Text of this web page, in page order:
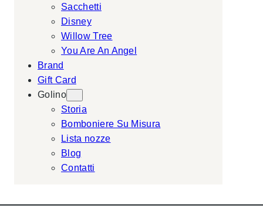
Sacchetti
Disney
Willow Tree
You Are An Angel
Brand
Gift Card
Golino
Storia
Bomboniere Su Misura
Lista nozze
Blog
Contatti